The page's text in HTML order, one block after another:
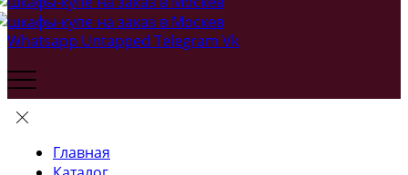
Whatsapp Untapped Telegram Vk
Главная